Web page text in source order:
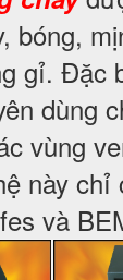
bóng,
gỉ. Đặc
dùng
vùng
này chỉ
và